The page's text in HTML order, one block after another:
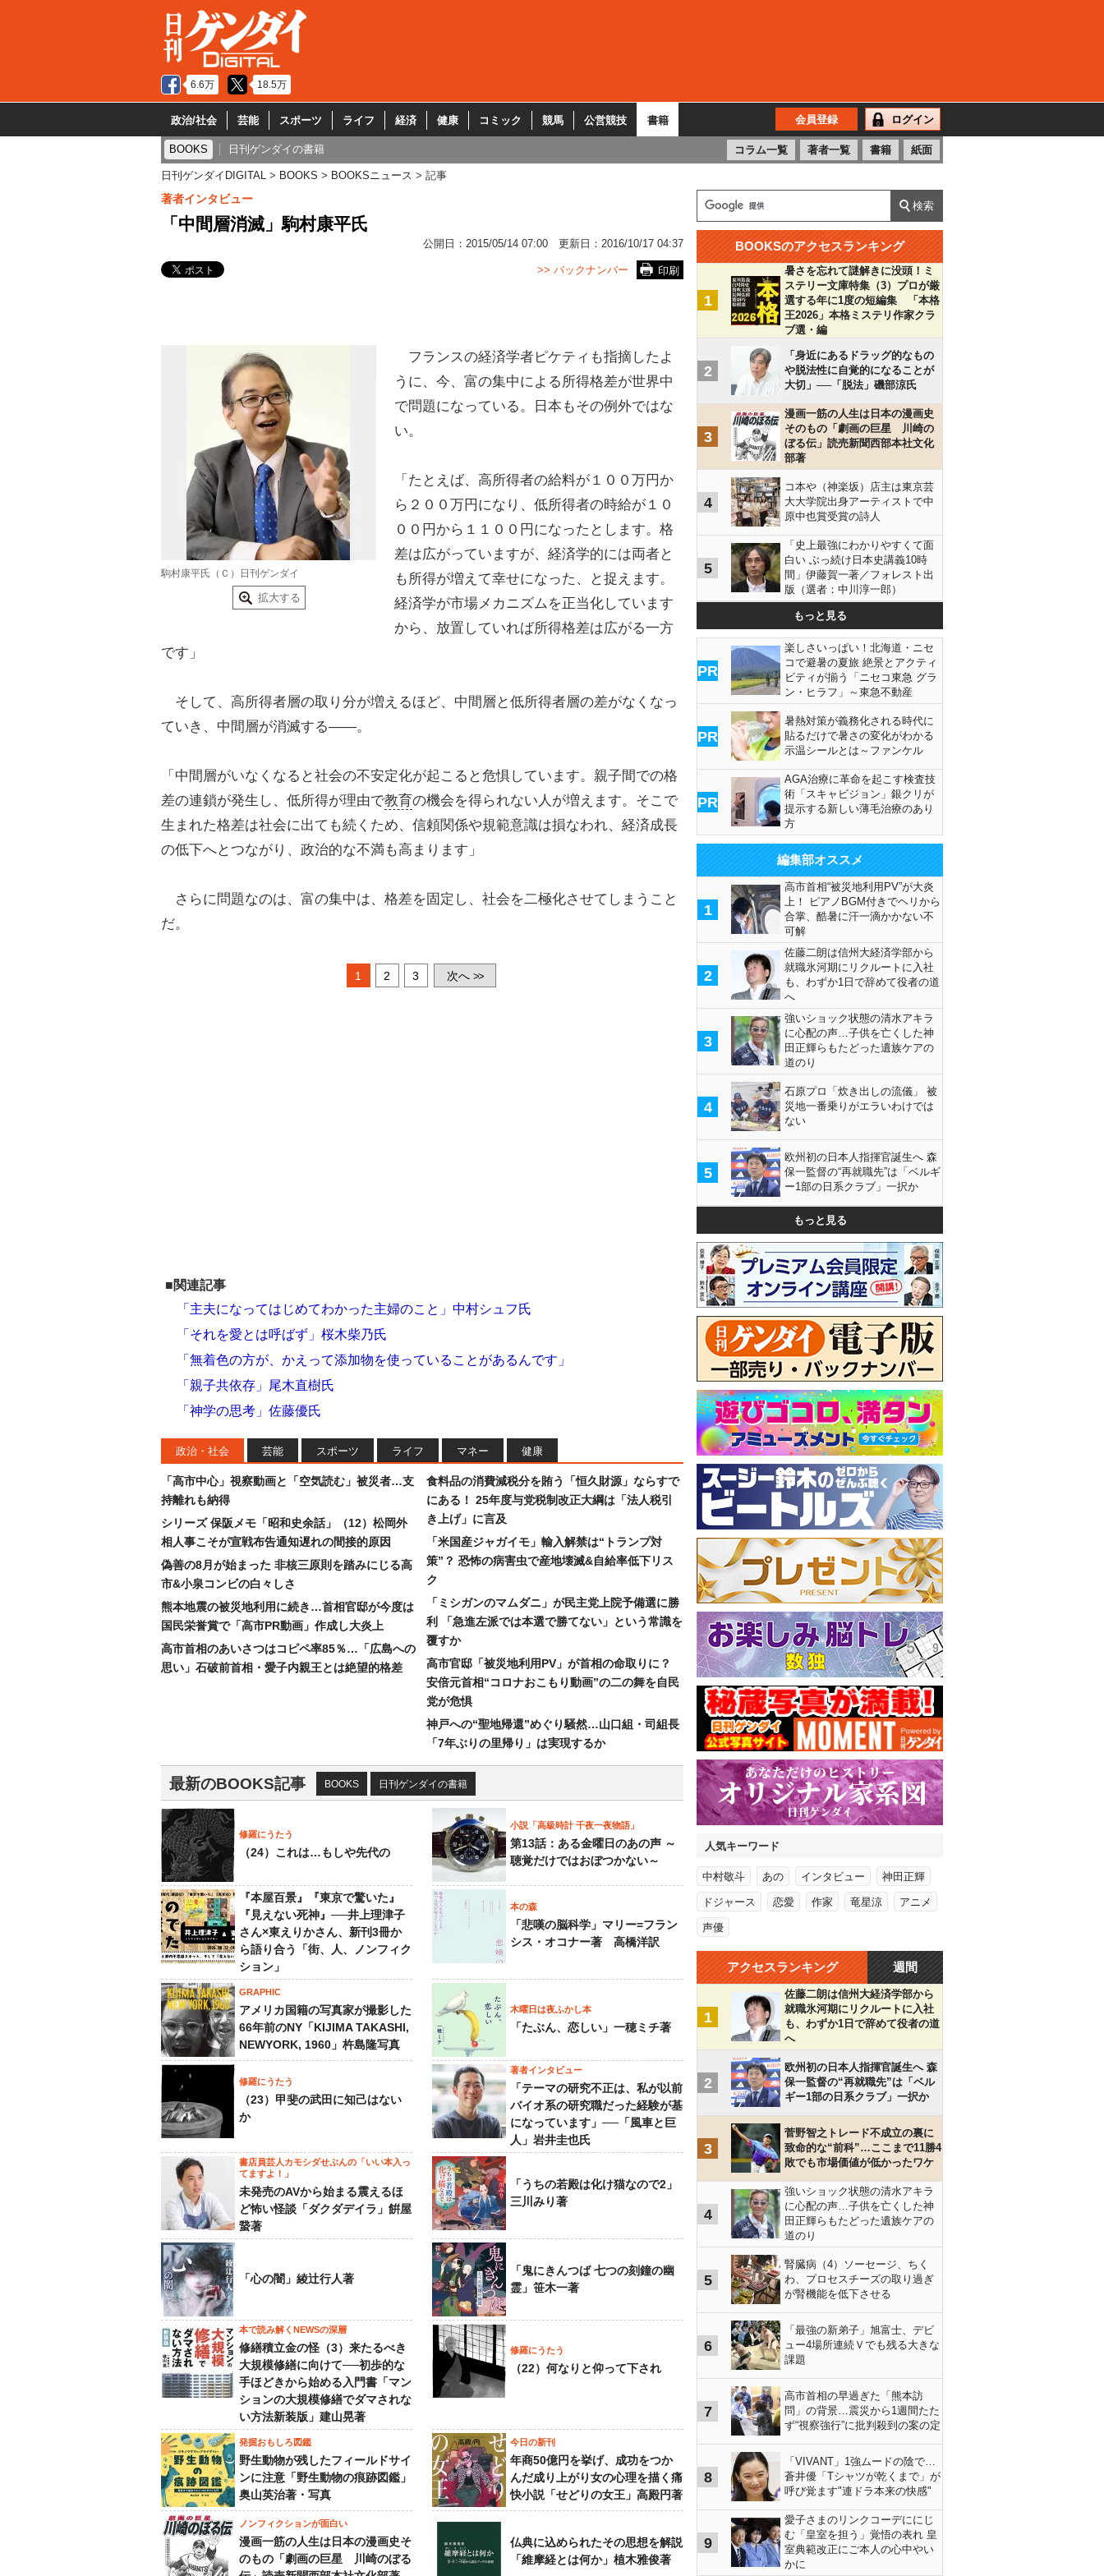
6.6万 18.5万
政治/社会 芸能 スポーツ ライフ 経済 健康 コミック 競馬 公営競技 書籍 会員登録 ログイン
BOOKS 日刊ゲンダイの書籍 コラム一覧 著者一覧 書籍 紙面
日刊ゲンダイDIGITAL BOOKS BOOKSニュース 記事
著者インタビュー
「中間層消滅」駒村康平氏
公開日： 2015/05/14 07:00 更新日： 2016/10/17 04:37
印刷
>> バックナンバー
駒村康平氏（Ｃ）日刊ゲンダイ
拡大する
フランスの経済学者ピケティも指摘したよ
うに、今、富の集中による所得格差が世界中
で問題になっている。日本もその例外ではな
い。
「たとえば、高所得者の給料が１００万円か
ら２００万円になり、低所得者の時給が１０
００円から１１００円になったとします。格
差は広がっていますが、経済学的には両者と
も所得が増えて幸せになった、と捉えます。
経済学が市場メカニズムを正当化しています
から、放置していれば所得格差は広がる一方
です」
そして、高所得者層の取り分が増えるほど、中間層と低所得者層の差がなくなっ
ていき、中間層が消滅する――。
「中間層がいなくなると社会の不安定化が起こると危惧しています。親子間での格
差の連鎖が発生し、低所得が理由で教育の機会を得られない人が増えます。そこで
生まれた格差は社会に出ても続くため、信頼関係や規範意識は損なわれ、経済成長
の低下へとつながり、政治的な不満も高まります」
さらに問題なのは、富の集中は、格差を固定し、社会を二極化させてしまうこと
だ。
1 2 3 次へ >>
■関連記事
「主夫になってはじめてわかった主婦のこと」中村シュフ氏
「それを愛とは呼ばず」桜木柴乃氏
「無着色の方が、かえって添加物を使っていることがあるんです」
「親子共依存」尾木直樹氏
「神学の思考」佐藤優氏
政治・社会 芸能 スポーツ ライフ マネー 健康
「高市中心」視察動画と「空気読む」被災者…支
持離れも納得
シリーズ 保阪メモ「昭和史余話」（12）松岡外
相人事こそが宣戦布告通知遅れの間接的原因
偽善の8月が始まった 非核三原則を踏みにじる高
市&小泉コンビの白々しさ
熊本地震の被災地利用に続き…首相官邸が今度は
国民栄誉賞で「高市PR動画」作成し大炎上
高市首相のあいさつはコピペ率85％…「広島への
思い」石破前首相・愛子内親王とは絶望的格差
食料品の消費減税分を賄う「恒久財源」ならすで
にある！ 25年度与党税制改正大綱は「法人税引
き上げ」に言及
「米国産ジャガイモ」輸入解禁は“トランプ対
策”？ 恐怖の病害虫で産地壊滅&自給率低下リス
ク
「ミシガンのマムダニ」が民主党上院予備選に勝
利 「急進左派では本選で勝てない」という常識を
覆すか
高市官邸「被災地利用PV」が首相の命取りに？
安倍元首相“コロナおこもり動画”の二の舞を自民
党が危惧
神戸への“聖地帰還”めぐり騒然…山口組・司組長
「7年ぶりの里帰り」は実現するか
最新のBOOKS記事 BOOKS 日刊ゲンダイの書籍
修羅にうたう
（24）これは…もしや先代の
小説「高級時計 千夜一夜物語」
第13話：ある金曜日のあの声 ～
聴覚だけではおぼつかない～
『本屋百景』『東京で驚いた』
『見えない死神』──井上理津子
さん×東えりかさん、新刊3冊か
ら語り合う「街、人、ノンフィク
ション」
本の森
「悲嘆の脳科学」マリー=フラン
シス・オコナー著 高橋洋訳
GRAPHIC
アメリカ国籍の写真家が撮影した
66年前のNY「KIJIMA TAKASHI,
NEWYORK, 1960」杵島隆写真
木曜日は夜ふかし本
「たぶん、恋しい」一穂ミチ著
修羅にうたう
（23）甲斐の武田に知己はない
か
著者インタビュー
「テーマの研究不正は、私が以前
バイオ系の研究職だった経験が基
になっています」──「風車と巨
人」岩井圭也氏
書店員芸人カモシダせぶんの「いい本入っ
てますよ！」
未発売のAVから始まる震えるほ
ど怖い怪談「ダクダデイラ」餠屋
䖸著
「うちの若殿は化け猫なので2」
三川みり著
「心の闇」綾辻行人著
「鬼にきんつば 七つの刻鐘の幽
霊」笹木一著
本で読み解くNEWSの深層
修繕積立金の怪（3）来たるべき
大規模修繕に向けて──初歩的な
手ほどきから始める入門書「マン
ションの大規模修繕でダマされな
い方法新装版」建山晃著
修羅にうたう
（22）何なりと仰って下され
発掘おもしろ図鑑
野生動物が残したフィールドサイ
ンに注意「野生動物の痕跡図鑑」
奥山英治著・写真
今日の新刊
年商50億円を挙げ、成功をつか
んだ成り上がり女の心理を描く痛
快小説「せどりの女王」高殿円著
ノンフィクションが面白い
漫画一筋の人生は日本の漫画史そ
のもの「劇画の巨星 川崎のぼる
仏典に込められたその思想を解説
「維摩経とは何か」植木雅俊著
BOOKSのアクセスランキング
1
暑さを忘れて謎解きに没頭！ミ
ステリー文庫特集（3）プロが厳
選する年に1度の短編集 「本格
王2026」本格ミステリ作家クラ
ブ選・編
2
「身近にあるドラッグ的なもの
や脱法性に自覚的になることが
大切」──「脱法」磯部涼氏
3
漫画一筋の人生は日本の漫画史
そのもの「劇画の巨星 川崎の
ぼる伝」読売新聞西部本社文化
部著
4
コ本や（神楽坂）店主は東京芸
大大学院出身アーティストで中
原中也賞受賞の詩人
5
「史上最強にわかりやすくて面
白い ぶっ続け日本史講義10時
間」伊藤賀一著／フォレスト出
版（選者：中川淳一郎）
もっと見る
PR
楽しさいっぱい！北海道・ニセ
コで避暑の夏旅 絶景とアクティ
ビティが揃う「ニセコ東急 グラ
ン・ヒラフ」～東急不動産
PR
暑熱対策が義務化される時代に
貼るだけで暑さの変化がわかる
示温シールとは～ファンケル
PR
AGA治療に革命を起こす検査技
術「スキャビジョン」銀クリが
提示する新しい薄毛治療のあり
方
編集部オススメ
1
高市首相“被災地利用PV”が大炎
上！ ピアノBGM付きでヘリから
合掌、酷暑に汗一滴かかない不
可解
2
佐藤二朗は信州大経済学部から
就職氷河期にリクルートに入社
も、わずか1日で辞めて役者の道
へ
3
強いショック状態の清水アキラ
に心配の声…子供を亡くした神
田正輝らもたどった遺族ケアの
道のり
4
石原プロ「炊き出しの流儀」 被
災地一番乗りがエラいわけでは
ない
5
欧州初の日本人指揮官誕生へ 森
保一監督の“再就職先”は「ベルギ
ー1部の日系クラブ」一択か
もっと見る
人気キーワード
中村敬斗 あの インタビュー 神田正輝
ドジャース 恋愛 作家 竜星涼 アニメ
声優
アクセスランキング 週間
1
佐藤二朗は信州大経済学部から
就職氷河期にリクルートに入社
も、わずか1日で辞めて役者の道
へ
2
欧州初の日本人指揮官誕生へ 森
保一監督の“再就職先”は「ベル
ギー1部の日系クラブ」一択か
3
菅野智之トレード不成立の裏に
致命的な“前科”…ここまで11勝4
敗でも市場価値が低かったワケ
4
強いショック状態の清水アキラ
に心配の声…子供を亡くした神
田正輝らもたどった遺族ケアの
道のり
5
腎臓病（4）ソーセージ、ちく
わ、プロセスチーズの取り過ぎ
が腎機能を低下させる
6
「最強の新弟子」旭富士、デビ
ュー4場所連続Ｖでも残る大きな
課題
7
高市首相の早過ぎた「熊本訪
問」の背景…震災から1週間たた
ず“視察強行”に批判殺到の案の定
8
「VIVANT」1強ムードの陰で…
蒼井優「Tシャツが乾くまで」が
呼び覚ます"連ドラ本来の快感"
9
愛子さまのリンクコーデににじ
む「皇室を担う」覚悟の表れ 皇
室典範改正にご本人の心中やい
かに